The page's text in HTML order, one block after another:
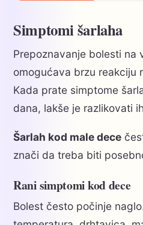
Simptomi šarlaha
Prepoznavanje bolesti na
omogućava brzu reakciju
Kada prate simptome
dana, lakše je razlikovati
Šarlah kod male dece
znači da treba biti
Rani simptomi kod dece
Bolest često počinje